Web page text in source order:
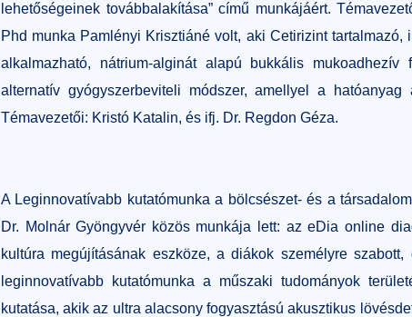
lehetőségeinek továbbalakítása” című munkájáért.
Phd munka Pamlényi Krisztiáné volt, aki Cetirizint tartalmazó,
alkalmazható, nátrium-alginát alapú bukkális
alternatív gyógyszerbeviteli módszer, amellyel a
Témavezetői: Kristó Katalin, és ifj. Dr. Regdon Géza.
A Leginnovatívabb kutatómunka a bölcsészet- és a
Dr. Molnár Gyöngyvér közös munkája lett: az eDia online
kultúra megújításának eszköze, a diákok személyre
leginnovatívabb kutatómunka a műszaki tudományok
kutatása, akik az ultra alacsony fogyasztású akusztikus